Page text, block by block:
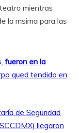
mientras
la msima para las
fueron en la
qued tendido en
de Seguridad
llegaron